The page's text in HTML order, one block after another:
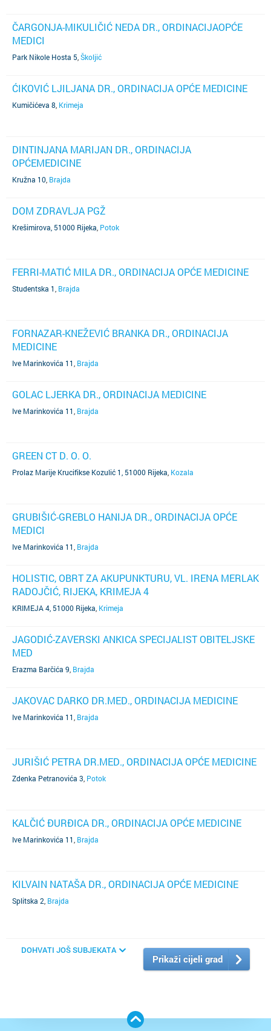
ČARGONJA-MIKULIČIĆ NEDA DR., ORDINACIJAOPĆE
MEDICI
Park Nikole Hosta 5 Školjić
ĆIKOVIĆ LJILJANA DR., ORDINACIJA OPĆE MEDICINE
Kumičićeva 8 Krimeja
DINTINJANA MARIJAN DR., ORDINACIJA
OPĆEMEDICINE
Kružna 10 Brajda
DOM ZDRAVLJA PGŽ
Krešimirova, 51000 Rijeka Potok
FERRI-MATIĆ MILA DR., ORDINACIJA OPĆE MEDICINE
Studentska 1 Brajda
FORNAZAR-KNEŽEVIĆ BRANKA DR., ORDINACIJA
MEDICINE
Ive Marinkovića 11 Brajda
GOLAC LJERKA DR., ORDINACIJA MEDICINE
Ive Marinkovića 11 Brajda
GREEN CT D. O. O.
Prolaz Marije Krucifikse Kozulić 1, 51000 Rijeka Kozala
GRUBIŠIĆ-GREBLO HANIJA DR., ORDINACIJA OPĆE
MEDICI
Ive Marinkovića 11 Brajda
HOLISTIC, OBRT ZA AKUPUNKTURU, VL. IRENA MERLAK
RADOJČIĆ, RIJEKA, KRIMEJA 4
KRIMEJA 4, 51000 Rijeka Krimeja
JAGODIĆ-ZAVERSKI ANKICA SPECIJALIST OBITELJSKE
MED
Erazma Barčića 9 Brajda
JAKOVAC DARKO DR.MED., ORDINACIJA MEDICINE
Ive Marinkovića 11 Brajda
JURIŠIĆ PETRA DR.MED., ORDINACIJA OPĆE MEDICINE
Zdenka Petranovića 3 Potok
KALČIĆ ĐURĐICA DR., ORDINACIJA OPĆE MEDICINE
Ive Marinkovića 11 Brajda
KILVAIN NATAŠA DR., ORDINACIJA OPĆE MEDICINE
Splitska 2 Brajda
DOHVATI JOŠ SUBJEKATA
Prikaži cijeli grad